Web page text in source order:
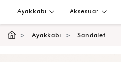
Ayakkabı Aksesuar
Ayakkabı Sandalet